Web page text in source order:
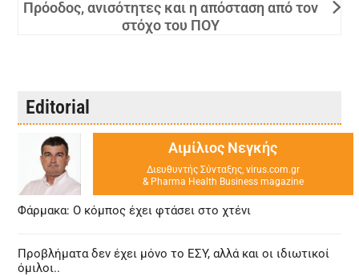
Πρόοδος, ανισότητες και η απόσταση από τον
στόχο του ΠΟΥ
Editorial
Αιμίλιος Νεγκής
Διευθυντής Σύνταξης, virus.com.gr
& Pharma Health Business magazine
Φάρμακα: Ο κόμπος έχει φτάσει στο χτένι
Προβλήματα δεν έχει μόνο το ΕΣΥ, αλλά και οι ιδιωτικοί
όμιλοι..